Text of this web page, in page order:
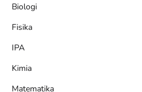
Biologi
Fisika
IPA
Kimia
Matematika